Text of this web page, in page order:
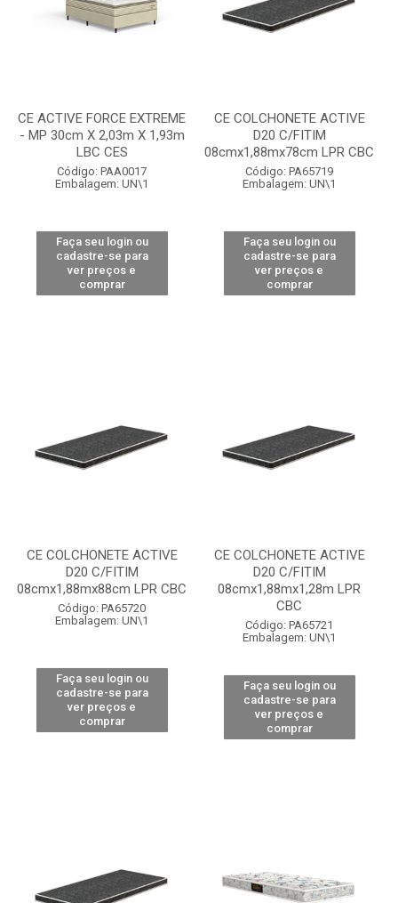
CE ACTIVE FORCE EXTREME
- MP 30cm X 2,03m X 1,93m
LBC CES
Código: PAA0017
Embalagem: UN\1
Faça seu login ou
cadastre-se para
ver preços e
comprar
CE COLCHONETE ACTIVE
D20 C/FITIM
08cmx1,88mx78cm LPR CBC
Código: PA65719
Embalagem: UN\1
Faça seu login ou
cadastre-se para
ver preços e
comprar
CE COLCHONETE ACTIVE
D20 C/FITIM
08cmx1,88mx88cm LPR CBC
Código: PA65720
Embalagem: UN\1
Faça seu login ou
cadastre-se para
ver preços e
comprar
CE COLCHONETE ACTIVE
D20 C/FITIM
08cmx1,88mx1,28m LPR
CBC
Código: PA65721
Embalagem: UN\1
Faça seu login ou
cadastre-se para
ver preços e
comprar